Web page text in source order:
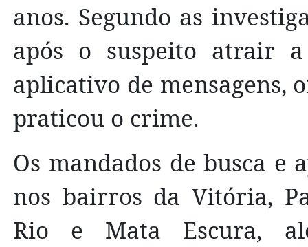
anos. Segundo as
após o suspeito atrair
aplicativo de mensagens,
praticou o crime.
Os mandados de busca e
nos bairros da Vitória,
Rio e Mata Escura,